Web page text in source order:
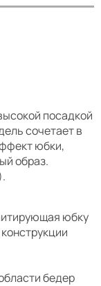
посадкой
сочетает в
юбки,
образ.
юбку
бедер